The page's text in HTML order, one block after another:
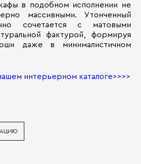
в подобном исполнении не
массивными. Утонченный
сочетается с матовыми
фактурой, формируя
даже в минималистичном
интерьерном каталоге>>>>